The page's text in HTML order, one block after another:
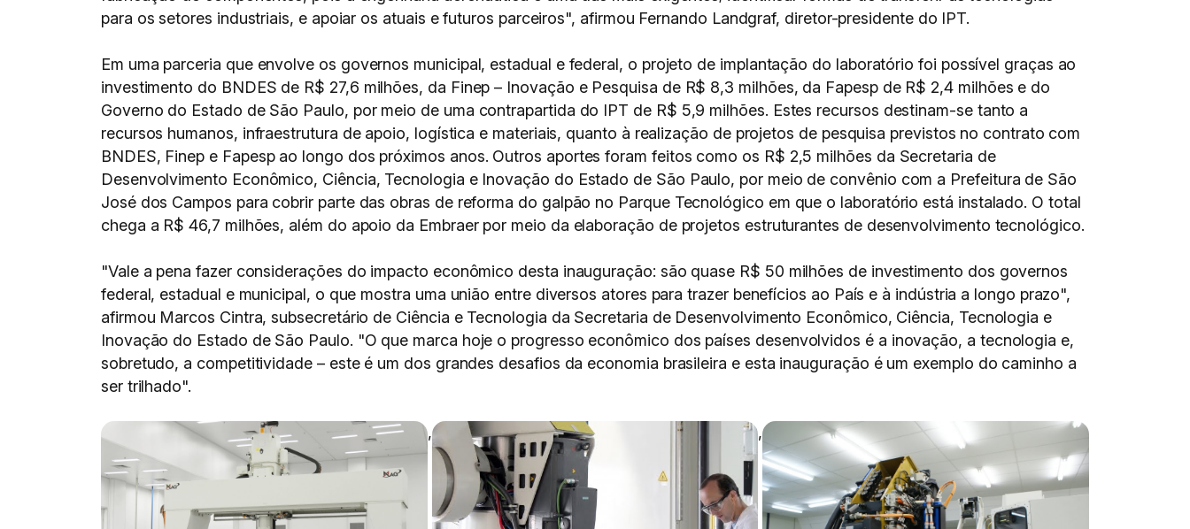
para os setores industriais, e apoiar os atuais e futuros parceiros", afirmou Fernando Landgraf, diretor-presidente do IPT.
Em uma parceria que envolve os governos municipal, estadual e federal, o projeto de implantação do laboratório foi possível graças ao
investimento do BNDES de R$ 27,6 milhões, da Finep – Inovação e Pesquisa de R$ 8,3 milhões, da Fapesp de R$ 2,4 milhões e do
Governo do Estado de São Paulo, por meio de uma contrapartida do IPT de R$ 5,9 milhões. Estes recursos destinam-se tanto a
recursos humanos, infraestrutura de apoio, logística e materiais, quanto à realização de projetos de pesquisa previstos no contrato com
BNDES, Finep e Fapesp ao longo dos próximos anos. Outros aportes foram feitos como os R$ 2,5 milhões da Secretaria de
Desenvolvimento Econômico, Ciência, Tecnologia e Inovação do Estado de São Paulo, por meio de convênio com a Prefeitura de São
José dos Campos para cobrir parte das obras de reforma do galpão no Parque Tecnológico em que o laboratório está instalado. O total
chega a R$ 46,7 milhões, além do apoio da Embraer por meio da elaboração de projetos estruturantes de desenvolvimento tecnológico.
"Vale a pena fazer considerações do impacto econômico desta inauguração: são quase R$ 50 milhões de investimento dos governos
federal, estadual e municipal, o que mostra uma união entre diversos atores para trazer benefícios ao País e à indústria a longo prazo",
afirmou Marcos Cintra, subsecretário de Ciência e Tecnologia da Secretaria de Desenvolvimento Econômico, Ciência, Tecnologia e
Inovação do Estado de São Paulo. "O que marca hoje o progresso econômico dos países desenvolvidos é a inovação, a tecnologia e,
sobretudo, a competitividade – este é um dos grandes desafios da economia brasileira e esta inauguração é um exemplo do caminho a
ser trilhado".
, ,